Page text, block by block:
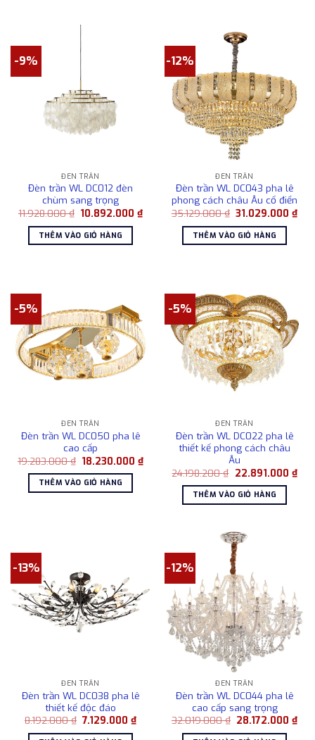
-9%
ĐÈN TRẦN
Đèn trần WL DC012 đèn
chùm sang trọng
11.928.000₫ Giá
là:
11.928.000 ₫.
10.892.000₫Giá
hiện
10.892.000 ₫.
THÊM VÀO GIỎ HÀNG
-12%
ĐÈN TRẦN
Đèn trần WL DC043 pha lê
phong cách châu Âu cổ điển
35.129.000₫ Giá
là:
35.129.000 ₫.
31.029.000₫Giá
hiện
THÊM VÀO GIỎ HÀNG
-5%
ĐÈN TRẦN
Đèn trần WL DC050 pha lê
cao cấp
19.283.000₫ Giá
là:
19.283.000 ₫.
18.230.000₫Giá
hiện
18.230.000 ₫.
THÊM VÀO GIỎ HÀNG
-5%
ĐÈN TRẦN
Đèn trần WL DC022 pha lê
thiết kế phong cách châu
Âu
24.198.200₫ Giá
là:
24.198.200 ₫.
22.891.000 ₫Giá
hiện
THÊM VÀO GIỎ HÀNG
-13%
ĐÈN TRẦN
Đèn trần WL DC038 pha lê
thiết kế độc đáo
8.192.000₫ Giá
7.129.000₫Giá
hiện
-12%
ĐÈN TRẦN
Đèn trần WL DC044 pha lê
cao cấp sang trọng
32.019.000₫ Giá
28.172.000₫Giá
hiện